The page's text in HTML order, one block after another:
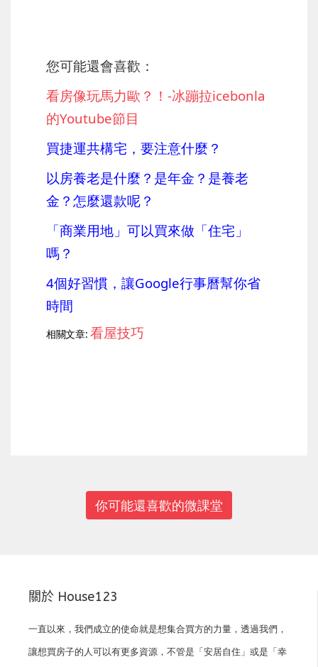
您可能還會喜歡：
看房像玩馬力歐？！-冰蹦拉icebonla
的Youtube節目
買捷運共構宅，要注意什麼？
以房養老是什麼？是年金？是養老
金？怎麼還款呢？
「商業用地」可以買來做「住宅」
嗎？
4個好習慣，讓Google行事曆幫你省
時間
相關文章:看屋技巧
你可能還喜歡的微課堂
關於 House123
一直以來，我們成立的使命就是想集合買方的力量，透過我們，
讓想買房子的人可以有更多資源，不管是「安居自住」或是「幸